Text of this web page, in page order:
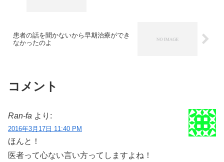
患者の話を聞かないから早期治療ができ
なかったのよ
コメント
Ran-fa より:
2016年3月17日 11:40 PM
ほんと！
医者って心ない言い方ってしますよね！